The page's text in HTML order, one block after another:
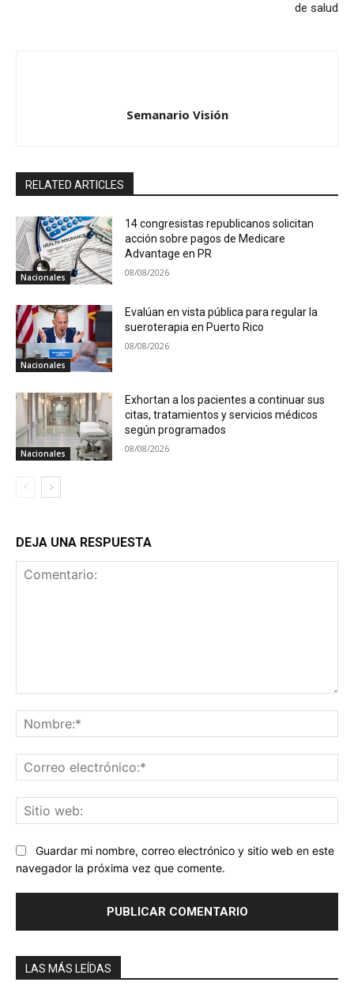
de salud
Semanario Visión
RELATED ARTICLES
Nacionales
14 congresistas republicanos solicitan
acción sobre pagos de Medicare
Advantage en PR
08/08/2026
Nacionales
Evalúan en vista pública para regular la
sueroterapia en Puerto Rico
08/08/2026
Nacionales
Exhortan a los pacientes a continuar sus
citas, tratamientos y servicios médicos
según programados
08/08/2026
DEJA UNA RESPUESTA
Guardar mi nombre, correo electrónico y sitio web en este
navegador la próxima vez que comente.
LAS MÁS LEÍDAS